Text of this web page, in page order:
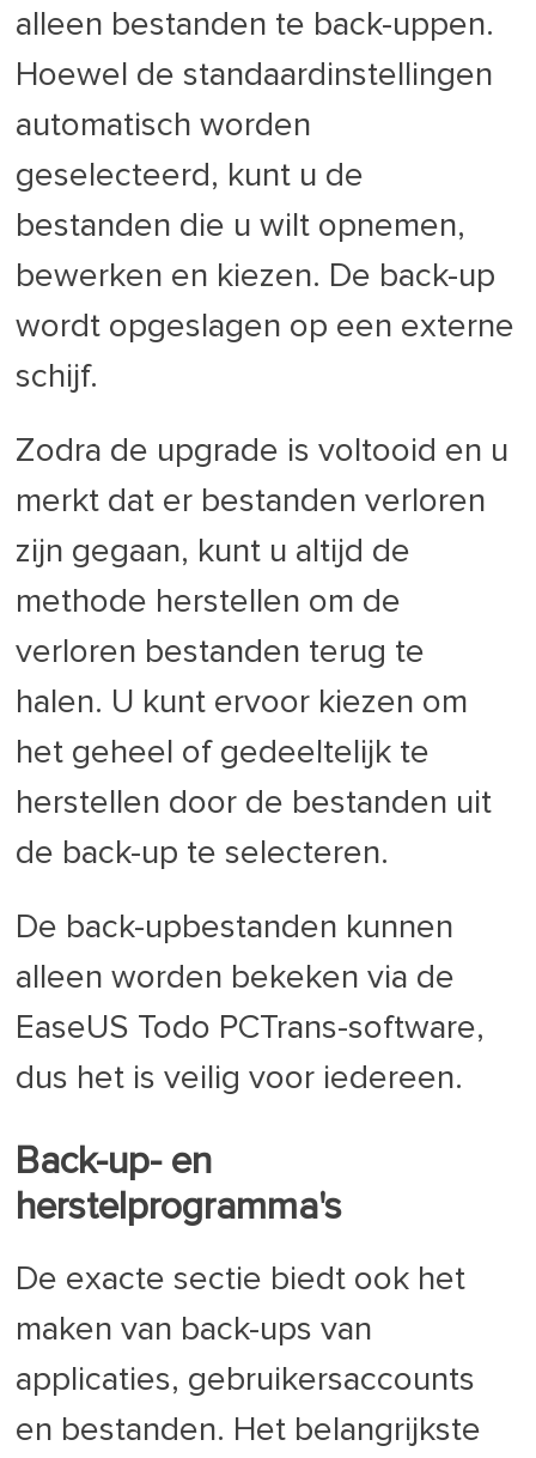
alleen bestanden te back-uppen.
Hoewel de standaardinstellingen
automatisch worden
geselecteerd, kunt u de
bestanden die u wilt opnemen,
bewerken en kiezen. De back-up
wordt opgeslagen op een externe
schijf.
Zodra de upgrade is voltooid en u
merkt dat er bestanden verloren
zijn gegaan, kunt u altijd de
methode herstellen om de
verloren bestanden terug te
halen. U kunt ervoor kiezen om
het geheel of gedeeltelijk te
herstellen door de bestanden uit
de back-up te selecteren.
De back-upbestanden kunnen
alleen worden bekeken via de
EaseUS Todo PCTrans-software,
dus het is veilig voor iedereen.
Back-up- en
herstelprogramma's
De exacte sectie biedt ook het
maken van back-ups van
applicaties, gebruikersaccounts
en bestanden. Het belangrijkste